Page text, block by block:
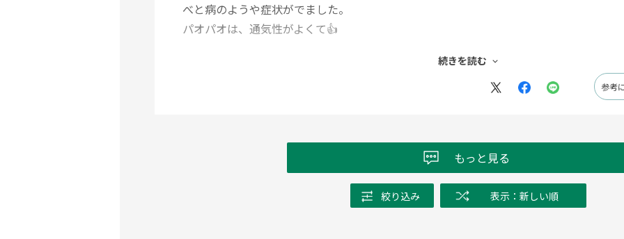
べと病のようや症状がでました。
パオパオは、通気性がよくて👍
百姓農園さんがYouTubeでおすすめされている理由がわかりました〜🙌
続きを読む
参考
もっと見る
絞り込み 表示：新しい順